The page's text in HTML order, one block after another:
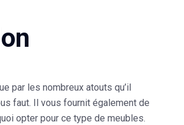
par les nombreux atouts qu’il
faut. Il vous fournit également de
opter pour ce type de meubles.